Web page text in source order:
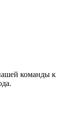
команды к